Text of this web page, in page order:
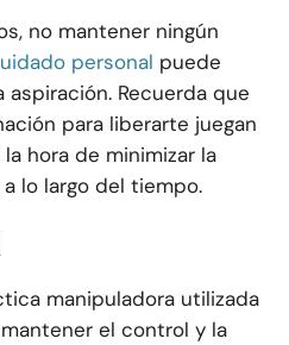
no mantener ningún
personal puede
Recuerda que
para liberarte juegan
hora de minimizar la
lo largo del tiempo.
manipuladora utilizada
el control y la